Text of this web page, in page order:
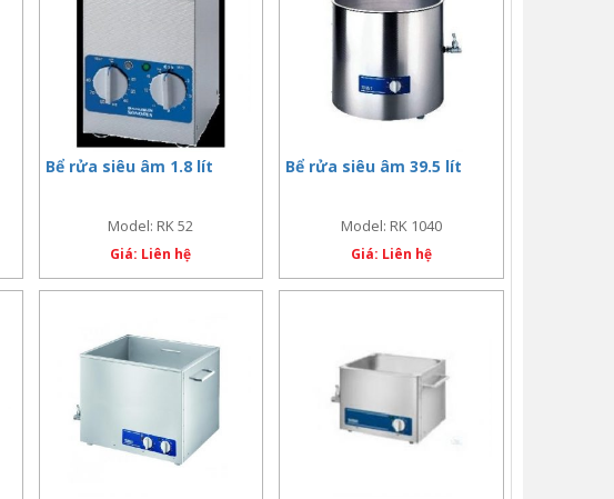
Bể rửa siêu âm 1.8 lít
Model: RK 52
Giá: Liên hệ
Bể rửa siêu âm 39.5 lít
Model: RK 1040
Giá: Liên hệ